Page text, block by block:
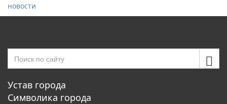
новости
Устав города
Символика города